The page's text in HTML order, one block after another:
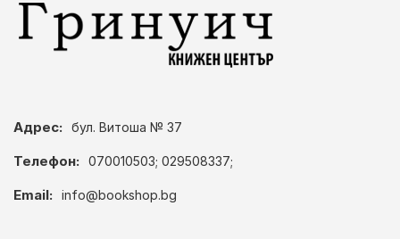
Адрес: бул. Витоша № 37
Телефон: 070010503; 029508337;
Email: info@bookshop.bg